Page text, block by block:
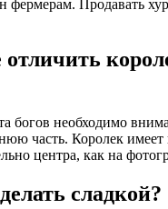
фермерам. Продавать
богов необходимо
часть. Королек
центра, как на
сладкой?